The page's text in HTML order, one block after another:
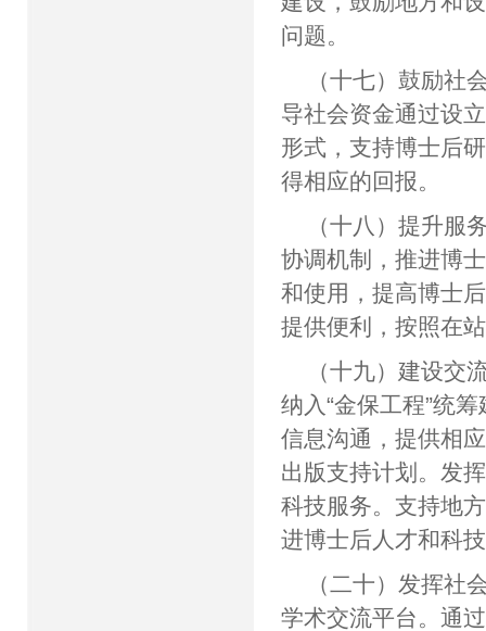
问题。
（十七）鼓励社
导社会资金通过设
形式，支持博士后
得相应的回报。
（十八）提升服
协调机制，推进博
和使用，提高博士
提供便利，按照在
（十九）建设交
纳入“金保工程”统
信息沟通，提供相
出版支持计划。发
科技服务。支持地
进博士后人才和科
（二十）发挥社
学术交流平台。通